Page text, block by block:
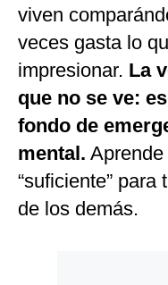
viven
veces gasta lo
impresionar. La
que no se ve:
fondo de
mental.
“suficiente”
de los demás.